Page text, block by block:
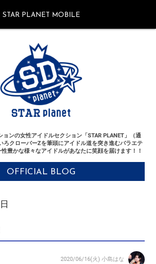
STAR PLANET MOBILE
ョンの女性アイドルセクション「STAR PLANET」（通
ろクローバーZを筆頭にアイドル道を突き進むバラエテ
豊かな様々なアイドルがあなたに笑顔を届けます！！
OFFICIAL BLOG
2020/06/16(火) 小島はな